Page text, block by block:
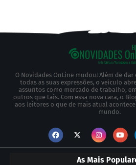
O Novidades OnLine mudou! Além de dar
todas as suas expressões, o veículo
assuntos como mercado de trabalho,
outros que tais. Com essa nova cara, o
aos leitores o que de mais atual
mundo.
As Mais